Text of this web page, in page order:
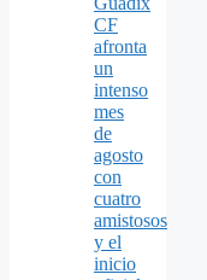
CF
afronta
un
intenso
mes
de
agosto
con
cuatro
amistosos
y el
inicio